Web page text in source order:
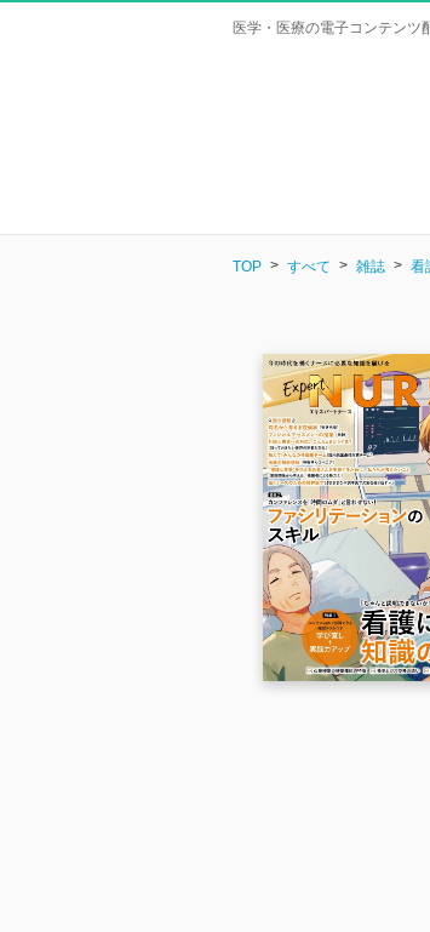
医学・医療の電子コンテンツ
TOP すべて 雑誌 看